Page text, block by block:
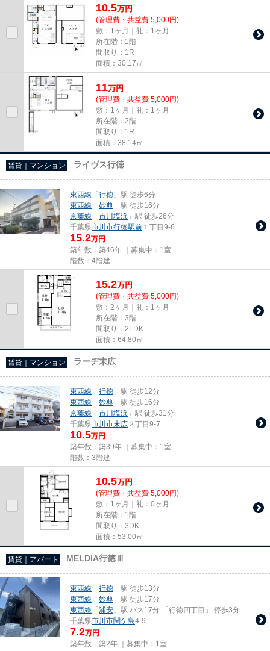
10.5万円
(管理費・共益費 5,000円)
敷：1ヶ月｜礼：1ヶ月
所在階：1階
間取り：1R
面積：30.17㎡
11万円
(管理費・共益費 5,000円)
敷：1ヶ月｜礼：1ヶ月
所在階：2階
間取り：1R
面積：38.14㎡
賃貸｜マンション ライヴス行徳
東西線 「行徳 」駅 徒歩6分
東西線 「妙典 」駅 徒歩16分
京葉線 「市川塩浜 」駅 徒歩26分
千葉県市川市行徳駅前 １丁目9-6
15.2万円
築年数：築46年 ｜募集中： 1室
階数：4階建
15.2万円
(管理費・共益費 5,000円)
敷：2ヶ月｜礼：1ヶ月
所在階：3階
間取り：2LDK
面積：64.80㎡
賃貸｜マンション ラーヂ末広
東西線 「行徳 」駅 徒歩12分
東西線 「妙典 」駅 徒歩16分
京葉線 「市川塩浜 」駅 徒歩31分
千葉県市川市末広 ２丁目9-7
10.5万円
築年数：築39年 ｜募集中： 1室
階数：3階建
10.5万円
(管理費・共益費 5,000円)
敷：1ヶ月｜礼：0ヶ月
所在階：1階
間取り：3DK
面積：53.00㎡
賃貸｜アパート MELDIA行徳Ⅲ
東西線 「行徳 」駅 徒歩13分
東西線 「妙典 」駅 徒歩17分
東西線 「浦安 」駅 バス17分 「行徳四丁目」 停歩3分
千葉県市川市関ケ島4-9
7.2万円
築年数：築2年 ｜募集中： 1室